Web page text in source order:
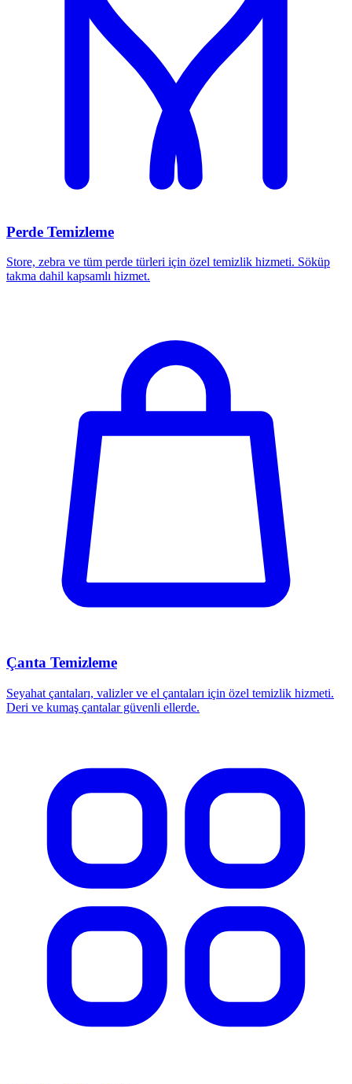
Perde Temizleme
Store, zebra ve tüm perde türleri için özel temizlik hizmeti. Söküp
takma dahil kapsamlı hizmet.
Çanta Temizleme
Seyahat çantaları, valizler ve el çantaları için özel temizlik hizmeti.
Deri ve kumaş çantalar güvenli ellerde.